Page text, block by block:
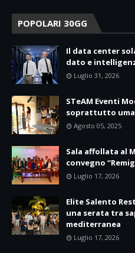
POPOLARI 30GG
Il data center
dato e
Luglio 31, 2026
STeAM Eventi
soprattutto
Agosto 05, 2025
Sala affollata al
convegno
Luglio 17, 2026
Elite Salento
una serata tra
mediterranea
Luglio 17, 2026